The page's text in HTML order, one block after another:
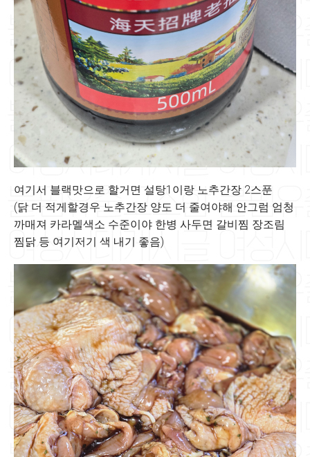
여기서 블랙맛으로 할거면 설탕1이랑 노추간장 2스푼
(닭 더 적게할경우 노추간장 양도 더 줄여야해 안그럼 엄청
까매져 카라멜색소 수준이야 한병 사두면 갈비찜 장조림
찜닭 등 여기저기 색 내기 좋음)